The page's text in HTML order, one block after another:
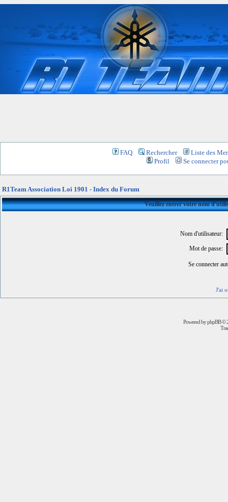
FAQ Rechercher
Liste des
Profil
Se connecter
R1Team Association Loi 1901 - Index du Forum
Veuillez entrer votre nom
Nom d'utilisateur:
Mot de passe:
Se connecter
J'ai
Powered byphpBB©